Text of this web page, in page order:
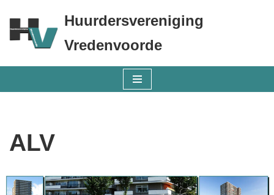
Ga
de
Huurdersvereniging
Vredenvoorde
ALV